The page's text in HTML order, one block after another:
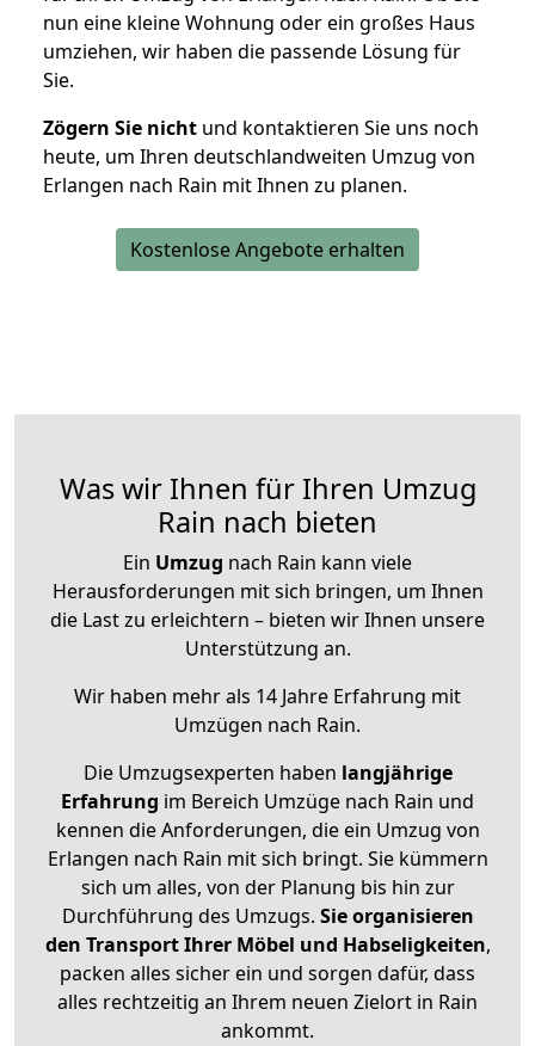
nun eine kleine Wohnung oder ein großes Haus
umziehen, wir haben die passende Lösung für
Sie.
Zögern Sie nicht und kontaktieren Sie uns noch
heute, um Ihren deutschlandweiten Umzug von
Erlangen nach Rain mit Ihnen zu planen.
Kostenlose Angebote erhalten
Was wir Ihnen für Ihren Umzug
Rain nach bieten
Ein Umzug nach Rain kann viele
Herausforderungen mit sich bringen, um Ihnen
die Last zu erleichtern – bieten wir Ihnen unsere
Unterstützung an.
Wir haben mehr als 14 Jahre Erfahrung mit
Umzügen nach Rain.
Die Umzugsexperten haben langjährige
Erfahrung im Bereich Umzüge nach Rain und
kennen die Anforderungen, die ein Umzug von
Erlangen nach Rain mit sich bringt. Sie kümmern
sich um alles, von der Planung bis hin zur
Durchführung des Umzugs. Sie organisieren
den Transport Ihrer Möbel und Habseligkeiten,
packen alles sicher ein und sorgen dafür, dass
alles rechtzeitig an Ihrem neuen Zielort in Rain
ankommt.